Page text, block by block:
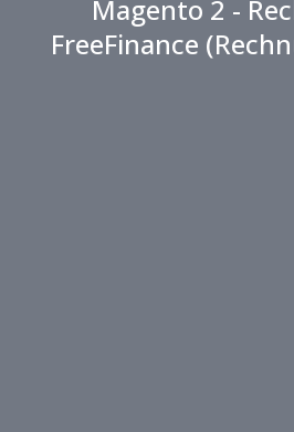
Magento 2 -
FreeFinance